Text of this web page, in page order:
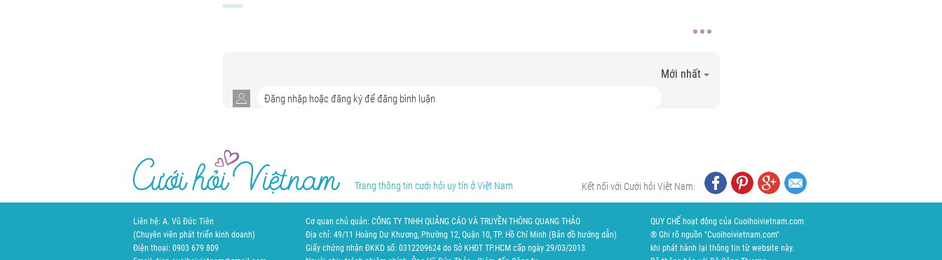
Mới nhất
Trang thông tin cưới hỏi uy tín ở Việt Nam Kết nối với Cưới hỏi Việt Nam:
Liên hệ: A. Vũ Đức Tiên
(Chuyên viên phát triển kinh doanh)
Điện thoại: 0903 679 809
Cơ quan chủ quản: CÔNG TY TNHH QUẢNG CÁO VÀ TRUYỀN THÔNG QUANG THẢO
Địa chỉ: 49/11 Hoàng Dư Khương, Phường 12, Quận 10, TP. Hồ Chí Minh ( Bản đồ hướng dẫn)
Giấy chứng nhận ĐKKD số: 0312209624 do Sở KHĐT TP.HCM cấp ngày 29/03/2013.
QUY CHẾ hoạt động của Cuoihoivietnam.com
® Ghi rõ nguồn "Cuoihoivietnam.com"
khi phát hành lại thông tin từ website này.